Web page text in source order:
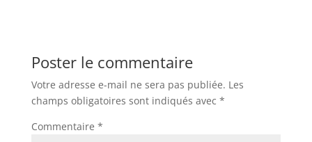
Poster le commentaire
Votre adresse e-mail ne sera pas publiée. Les
champs obligatoires sont indiqués avec *
Commentaire *